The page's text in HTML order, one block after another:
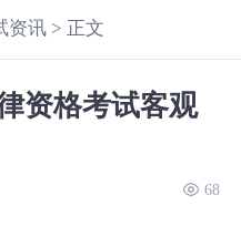
资讯 > 正文
资格考试客观
68